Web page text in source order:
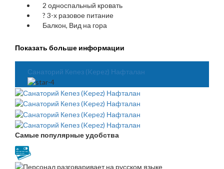
2 односпальный кровать
? 3-х разовое питание
Балкон, Вид на гора
Показать больше информации
Санаторий Кепез (Kepez) Нафталан
Самые популярные удобства